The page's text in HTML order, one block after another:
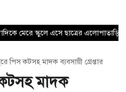
মেরে স্কুলে এসে ছাত্রের এলোপাতাড়ি
পিস কটসহ মাদক ব্যবসায়ী গ্রেপ্তার
মাদক